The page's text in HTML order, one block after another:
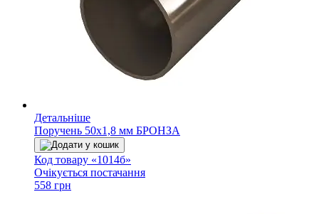
Детальніше
Поручень 50х1,8 мм БРОНЗА
Додати у кошик
Код товару «1014б»
Очікується постачання
558 грн